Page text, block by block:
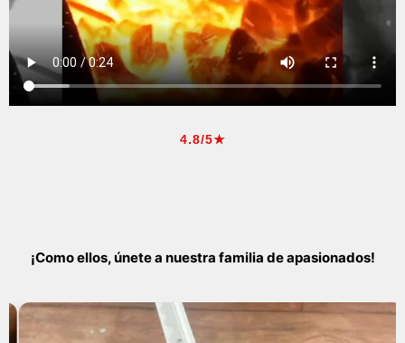
4.8/5★
¡Como ellos, únete a nuestra familia de apasionados!